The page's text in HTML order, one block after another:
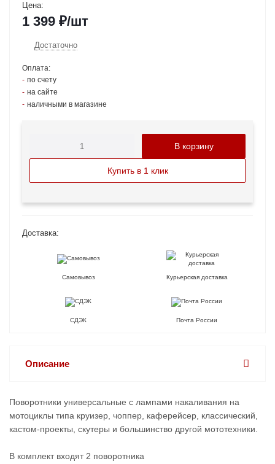
Цена:
1 399 ₽/шт
Достаточно
Оплата:
по счету
на сайте
наличными в магазине
В корзину
Купить в 1 клик
Доставка:
Самовывоз Курьерская доставка
СДЭК Почта России
Описание
Поворотники универсальные с лампами накаливания на
мотоциклы типа круизер, чоппер, каферейсер, классический,
кастом-проекты, скутеры и большинство другой мототехники.
В комплект входят 2 поворотника